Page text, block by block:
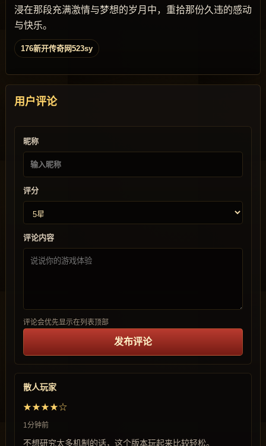
浸在那段充满激情与梦想的岁月中，重拾那份久违的感动
与快乐。
176新开传奇网523sy
用户评论
昵称
评分
评论内容
评论会优先显示在列表顶部
发布评论
散人玩家
★★★★☆
1分钟前
不想研究太多机制的话，这个版本玩起来比较轻松。